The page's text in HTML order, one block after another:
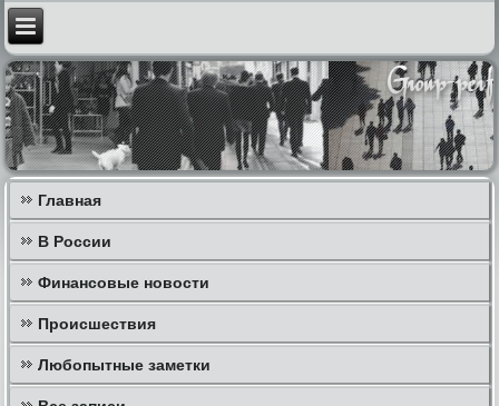
Главная
В России
Финансовые новости
Происшествия
Любопытные заметки